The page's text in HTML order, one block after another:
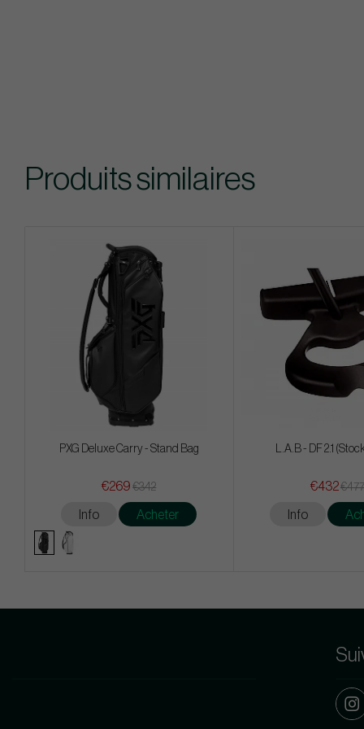
Produits similaires
PXG Deluxe Carry - Stand Bag
€269 €342
Info Acheter
L.A.B - DF 2.1
€432€477
Info